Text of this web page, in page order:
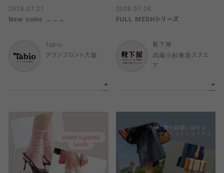
2026.07.27
New color →→→
Tabio
グランフロント大阪
2026.07.26
FULL MESHシリーズ
靴下屋
武蔵小杉東急スクエ
ア